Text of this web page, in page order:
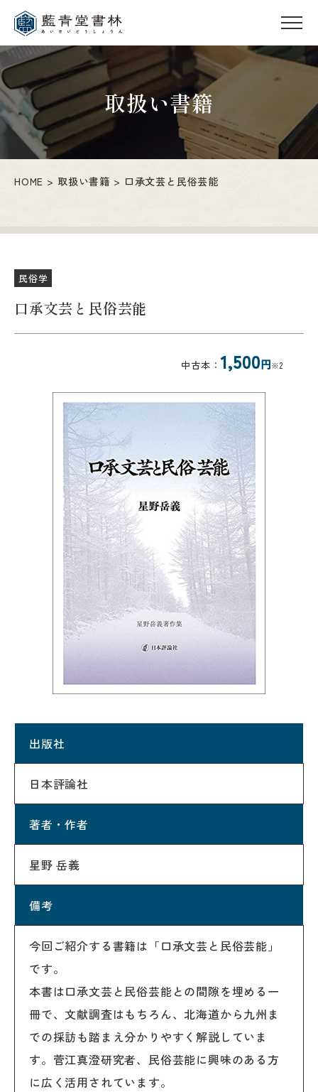
取扱い書籍
HOME 取扱い書籍 口承文芸と民俗芸能
民俗学
口承文芸と民俗芸能
中古本： 1,500円※2
出版社
日本評論社
著者・作者
星野 岳義
備考
今回ご紹介する書籍は「口承文芸と民俗芸能」
です。
本書は口承文芸と民俗芸能との間隙を埋める一
冊で、文献調査はもちろん、北海道から九州ま
での採訪も踏まえ分かりやすく解説していま
す。菅江真澄研究者、民俗芸能に興味のある方
に広く活用されています。